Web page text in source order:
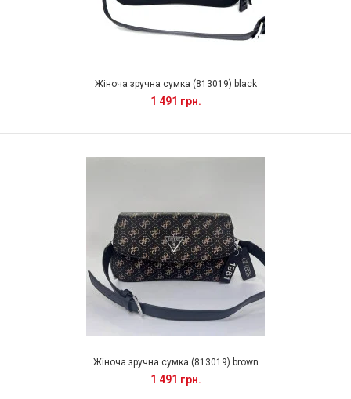
Жіноча зручна сумка (813019) black
1 491 грн.
Жіноча зручна сумка (813019) brown
1 491 грн.